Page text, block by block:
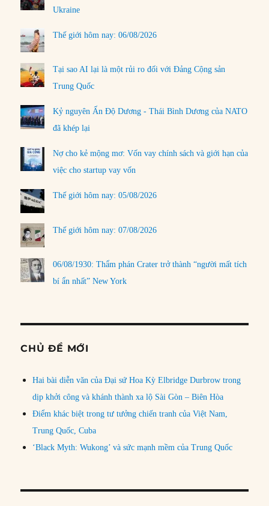
Ukraine
Thế giới hôm nay: 06/08/2026
Tại sao AI lại là một rủi ro đối với Đảng Cộng sản
Trung Quốc
Kỷ nguyên Ấn Độ Dương - Thái Bình Dương của NATO
đã khép lại
Nợ cho kẻ mộng mơ: Vốn vay chính sách và giới hạn của
việc cho startup vay vốn
Thế giới hôm nay: 05/08/2026
Thế giới hôm nay: 07/08/2026
06/08/1930: Thẩm phán Crater trở thành “người mất tích
bí ẩn nhất” New York
CHỦ ĐỀ MỚI
Hai bài diễn văn của Đại sứ Hoa Kỳ Elbridge Durbrow trong
dịp khởi công và khánh thành xa lộ Sài Gòn – Biên Hòa
Điểm khác biệt trong tư tưởng chiến tranh của Việt Nam,
Trung Quốc, Cuba
‘Black Myth: Wukong’ và sức mạnh mềm của Trung Quốc